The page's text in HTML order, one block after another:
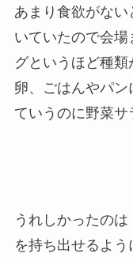
あまり食欲がな
いていたので会
グというほど種
卵、ごはんやパ
ていうのに野菜サ
うれしかったの
を持ち出せるよ